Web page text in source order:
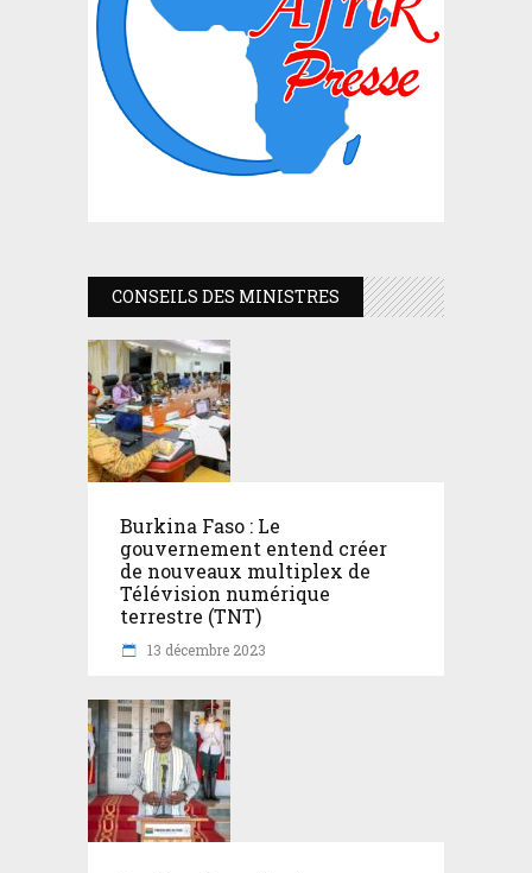
CONSEILS DES MINISTRES
Burkina Faso : Le
gouvernement entend créer
de nouveaux multiplex de
Télévision numérique
terrestre (TNT)
13 décembre 2023